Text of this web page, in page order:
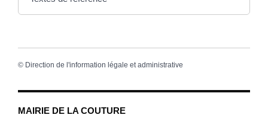
MAIRIE DE LA COUTURE
© Direction de l'information légale et administrative